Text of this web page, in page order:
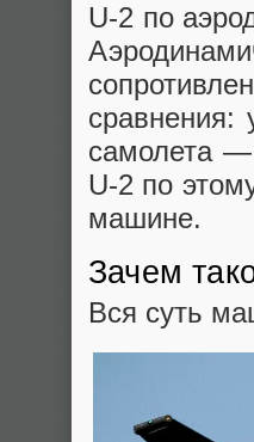
U-2 по
сравнения:
самолета —
U-2 по
машине.
Зачем
Вся суть